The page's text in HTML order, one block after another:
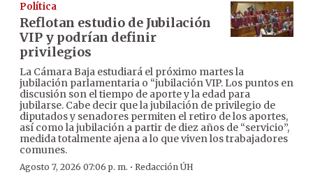
Política
Reflotan estudio de Jubilación
VIP y podrían definir
privilegios
La Cámara Baja estudiará el próximo martes la
jubilación parlamentaria o “jubilación VIP. Los puntos en
discusión son el tiempo de aporte y la edad para
jubilarse. Cabe decir que la jubilación de privilegio de
diputados y senadores permiten el retiro de los aportes,
así como la jubilación a partir de diez años de “servicio”,
medida totalmente ajena a lo que viven los trabajadores
comunes.
Agosto 7, 2026 07:06 p. m. · Redacción ÚH